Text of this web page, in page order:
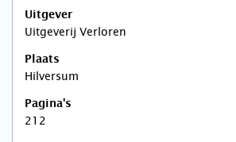
Uitgever
Uitgeverij Verloren
Plaats
Hilversum
Pagina's
212